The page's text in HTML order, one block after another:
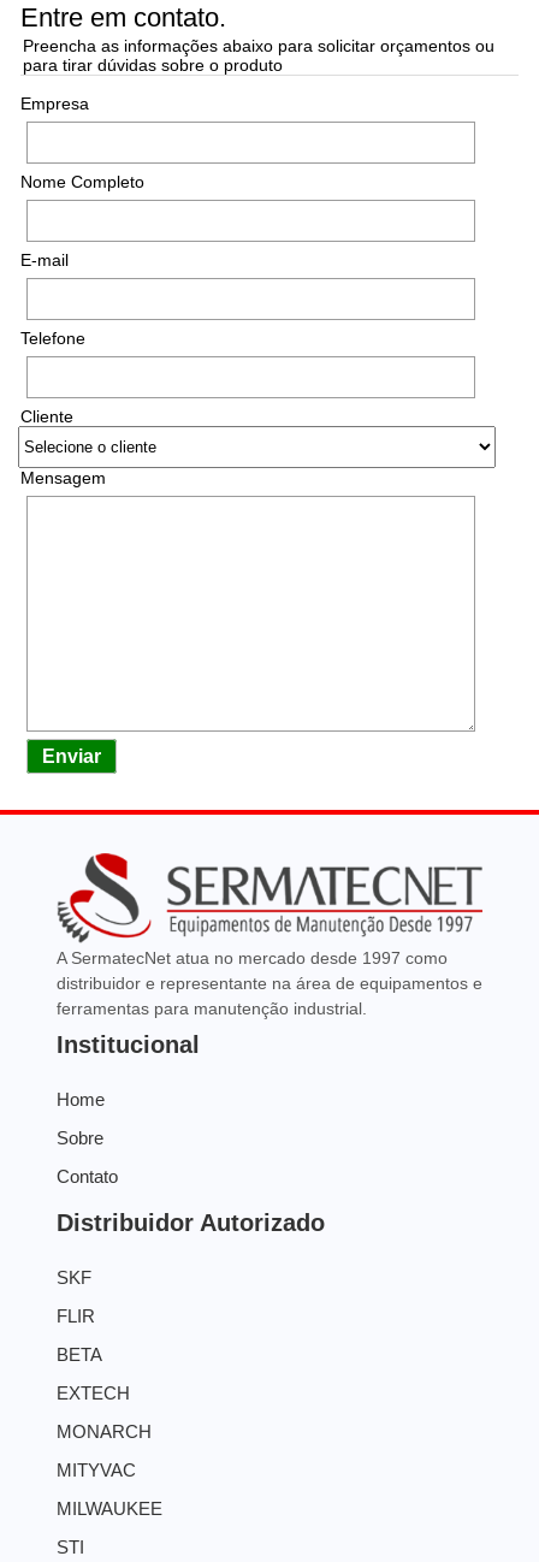
Entre em contato.
Preencha as informações abaixo para solicitar orçamentos ou
para tirar dúvidas sobre o produto
Empresa
Nome Completo
E-mail
Telefone
Cliente
Mensagem
Enviar
A SermatecNet atua no mercado desde 1997 como
distribuidor e representante na área de equipamentos e
ferramentas para manutenção industrial.
Institucional
Home
Sobre
Contato
Distribuidor Autorizado
SKF
FLIR
BETA
EXTECH
MONARCH
MITYVAC
MILWAUKEE
STI